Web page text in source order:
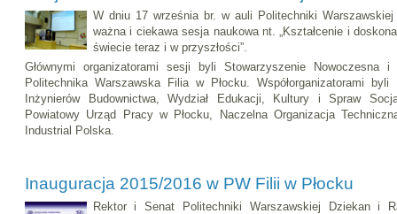
W dniu 17 września br. w auli Politechniki Warszawskiej
ważna i ciekawa sesja naukowa nt. „Kształcenie i
świecie teraz i w przyszłości”.
Głównymi organizatorami sesji byli Stowarzyszenie Nowoczesna
Politechnika Warszawska Filia w Płocku. Współorganizatorami
Inżynierów Budownictwa, Wydział Edukacji, Kultury i Spraw
Powiatowy Urząd Pracy w Płocku, Naczelna Organizacja
Industrial Polska.
Inauguracja 2015/2016 w PW Filii w Płocku
Rektor i Senat Politechniki Warszawskiej Dziekan i